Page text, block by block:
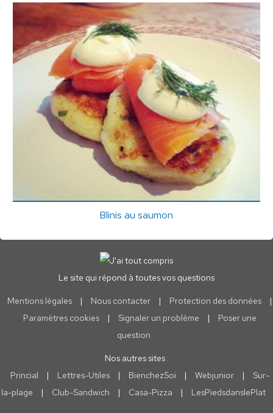
Blinis au saumon
Le site qui répond à toutes vos questions
Mentions légales | Nous contacter | Protection des données
|
Paramètres cookies
| Signaler un problème |
Poser une
question
Nos autres sites :
Princial
| Lettres-Utiles | BienchezSoi | Webjunior |
Sur-
la-plage
| Club-Sandwich | Casa-Pizza | LesPiedsdanslePlat